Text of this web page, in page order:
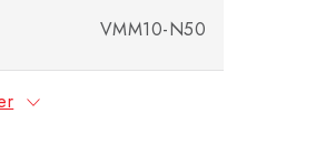
VMM10-N50